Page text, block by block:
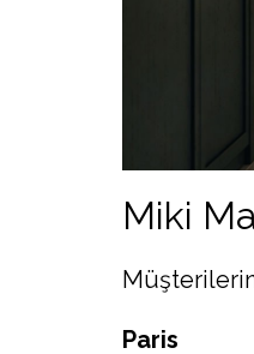
Miki
Paris